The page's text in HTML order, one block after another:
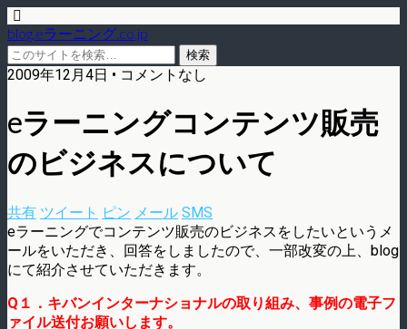
blog.eラーニング.co.jp
2009年12月4日 • コメントなし
eラーニングコンテンツ販売
のビジネスについて
共有 ツイート ピン メール SMS
eラーニングでコンテンツ販売のビジネスをしたいというメ
ールをいただき、回答をしましたので、一部改変の上、blog
にて紹介させていただきます。
Q１．キバンインターナショナルの取り組み、事例の電子フ
ァイル送付お願いします。